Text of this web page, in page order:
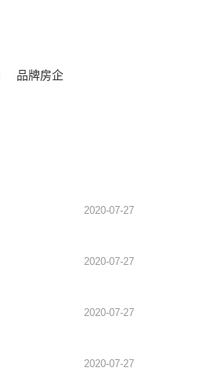
品牌房企
2020-07-27
2020-07-27
2020-07-27
2020-07-27